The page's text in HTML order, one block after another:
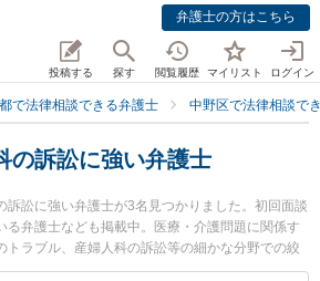
弁護士の方はこちら
投稿する 探す 閲覧履歴 マイリスト ログイン
で法律相談できる弁護士 中野区で法律相談で
の訴訟に強い弁護士
訴訟に強い弁護士が3名見つかりました。初回面談
る弁護士なども掲載中。医療・介護問題に関係す
トラブル、産婦人科の訴訟等の細かな分野での絞
特に星雄介法律事務所の星 雄介弁護士や海陽法律